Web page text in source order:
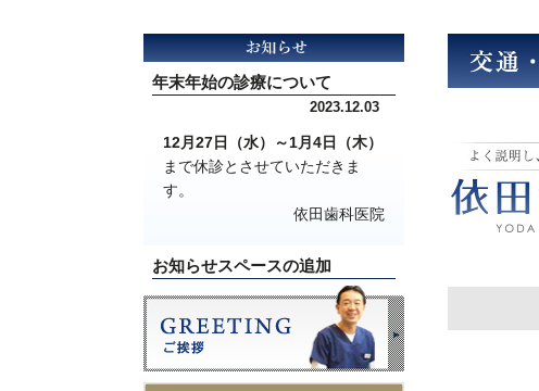
年末年始の診療について
2023.12.03
12月27日（水）～1月4日（木）
まで休診とさせていただきま
す。
依田歯科医院
お知らせスペースの追加
2021.01.26
当ホームページ内に「お知ら
せ」を掲示するスペースを追加
いたしました。